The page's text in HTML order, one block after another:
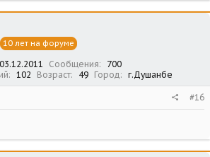
10 лет на форуме
03.12.2011 Сообщения
700
102 Возраст 49 Город г.Душанбе
#16